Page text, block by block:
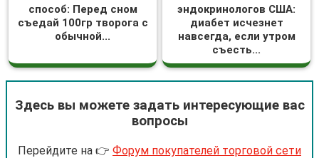
способ: Перед сном
съедай 100гр творога с
обычной...
эндокринологов США:
диабет исчезнет
навсегда, если утром
съесть...
Здесь вы можете задать интересующие вас
вопросы
Перейдите на 👉 Форум покупателей торговой сети